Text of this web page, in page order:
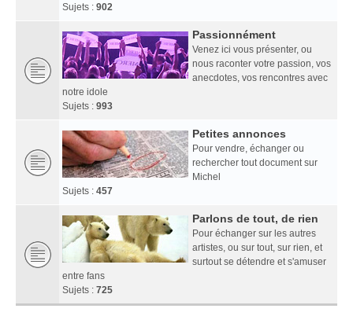
Sujets : 902
Passionnément
Venez ici vous présenter, ou
nous raconter votre passion, vos
anecdotes, vos rencontres avec
notre idole
Sujets : 993
Petites annonces
Pour vendre, échanger ou
rechercher tout document sur
Michel
Sujets : 457
Parlons de tout, de rien
Pour échanger sur les autres
artistes, ou sur tout, sur rien, et
surtout se détendre et s'amuser
entre fans
Sujets : 725